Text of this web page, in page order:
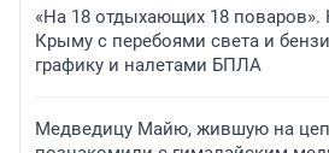
«На 18 отдыхающих 18 поваров».
Крыму с перебоями света и
графику и налетами БПЛА
Медведицу Майю, жившую на